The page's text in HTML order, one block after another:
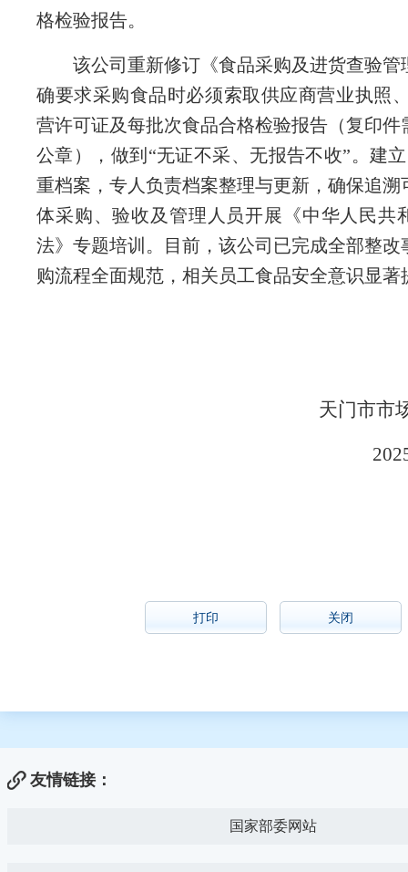
格检验报告。
该公司重新修订《食品采购及进货查验管
确要求采购食品时必须索取供应商营业执照
营许可证及每批次食品合格检验报告（复印件
公章），做到“无证不采、无报告不收”。建
重档案，专人负责档案整理与更新，确保追溯
体采购、验收及管理人员开展《中华人民共
法》专题培训。目前，该公司已完成全部整改
购流程全面规范，相关员工食品安全意识显著
天门市市
202
打印 关闭
友情链接：
国家部委网站